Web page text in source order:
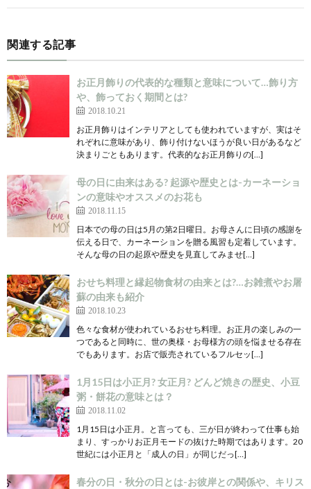
関連する記事
お正月飾りの代表的な種類と意味について…飾り方
や、飾っておく期間とは?
2018.10.21
お正月飾りはインテリアとしても使われていますが、実はそ
れぞれに意味があり、飾り付けないほうが良い日があるなど
決まりごともあります。代表的なお正月飾りの[…]
母の日に由来はある? 起源や歴史とは-カーネーショ
ンの意味やオススメのお花も
2018.11.15
日本での母の日は5月の第2日曜日。お母さんに日頃の感謝を
伝える日で、カーネーションを贈る風習も定着しています。
そんな母の日の起原や歴史を見直してみませ[…]
おせち料理と縁起物食材の由来とは?…お雑煮やお屠
蘇の由来も紹介
2018.10.23
色々な食材が使われているおせち料理。お正月の楽しみの一
つであると同時に、世の奥様・お母様方の頭を悩ませる存在
でもあります。お店で販売されているフルセッ[…]
1月15日は小正月? 女正月? どんど焼きの歴史、小豆
粥・餅花の意味とは？
2018.11.02
1月15日は小正月。と言っても、三が日が終わって仕事も始
まり、すっかりお正月モードの抜けた時期ではあります。20
世紀には小正月と「成人の日」が同じだっ[…]
春分の日・秋分の日とは-お彼岸との関係や、キリス